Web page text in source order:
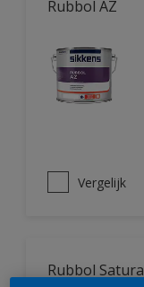
Rubbol AZ
Vergelijk
Rubbol Satura